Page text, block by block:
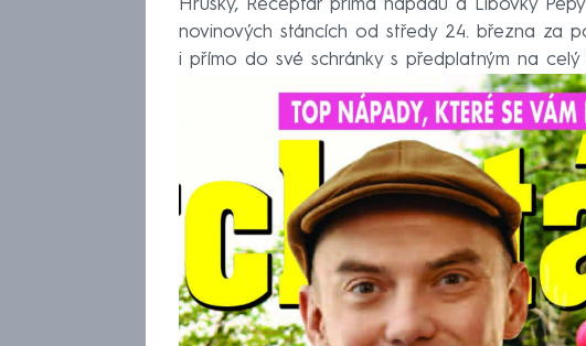
Hrušky, Receptář prima nápadů a Libovky
novinových stáncích od středy 24. března za
i přímo do své schránky s předplatným na celý